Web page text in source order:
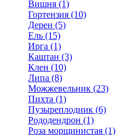
Вишня (1)
Гортензия (10)
Дерен (5)
Ель (15)
Ирга (1)
Каштан (3)
Клен (10)
Липа (8)
Можжевельник (23)
Пихта (1)
Пузыреплодник (6)
Рододендрон (1)
Роза морщинистая (1)